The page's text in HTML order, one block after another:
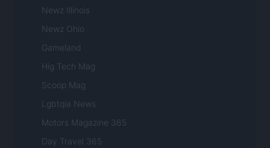
Newz Illinois
Newz Ohio
Gameland
Hig Tech Mag
Scoop Mag
Lgbtqia News
Motors Magazine 365
Day Travel 365